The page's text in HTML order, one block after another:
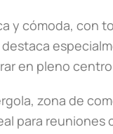
y cómoda, con
en pleno
zona de
para reuniones